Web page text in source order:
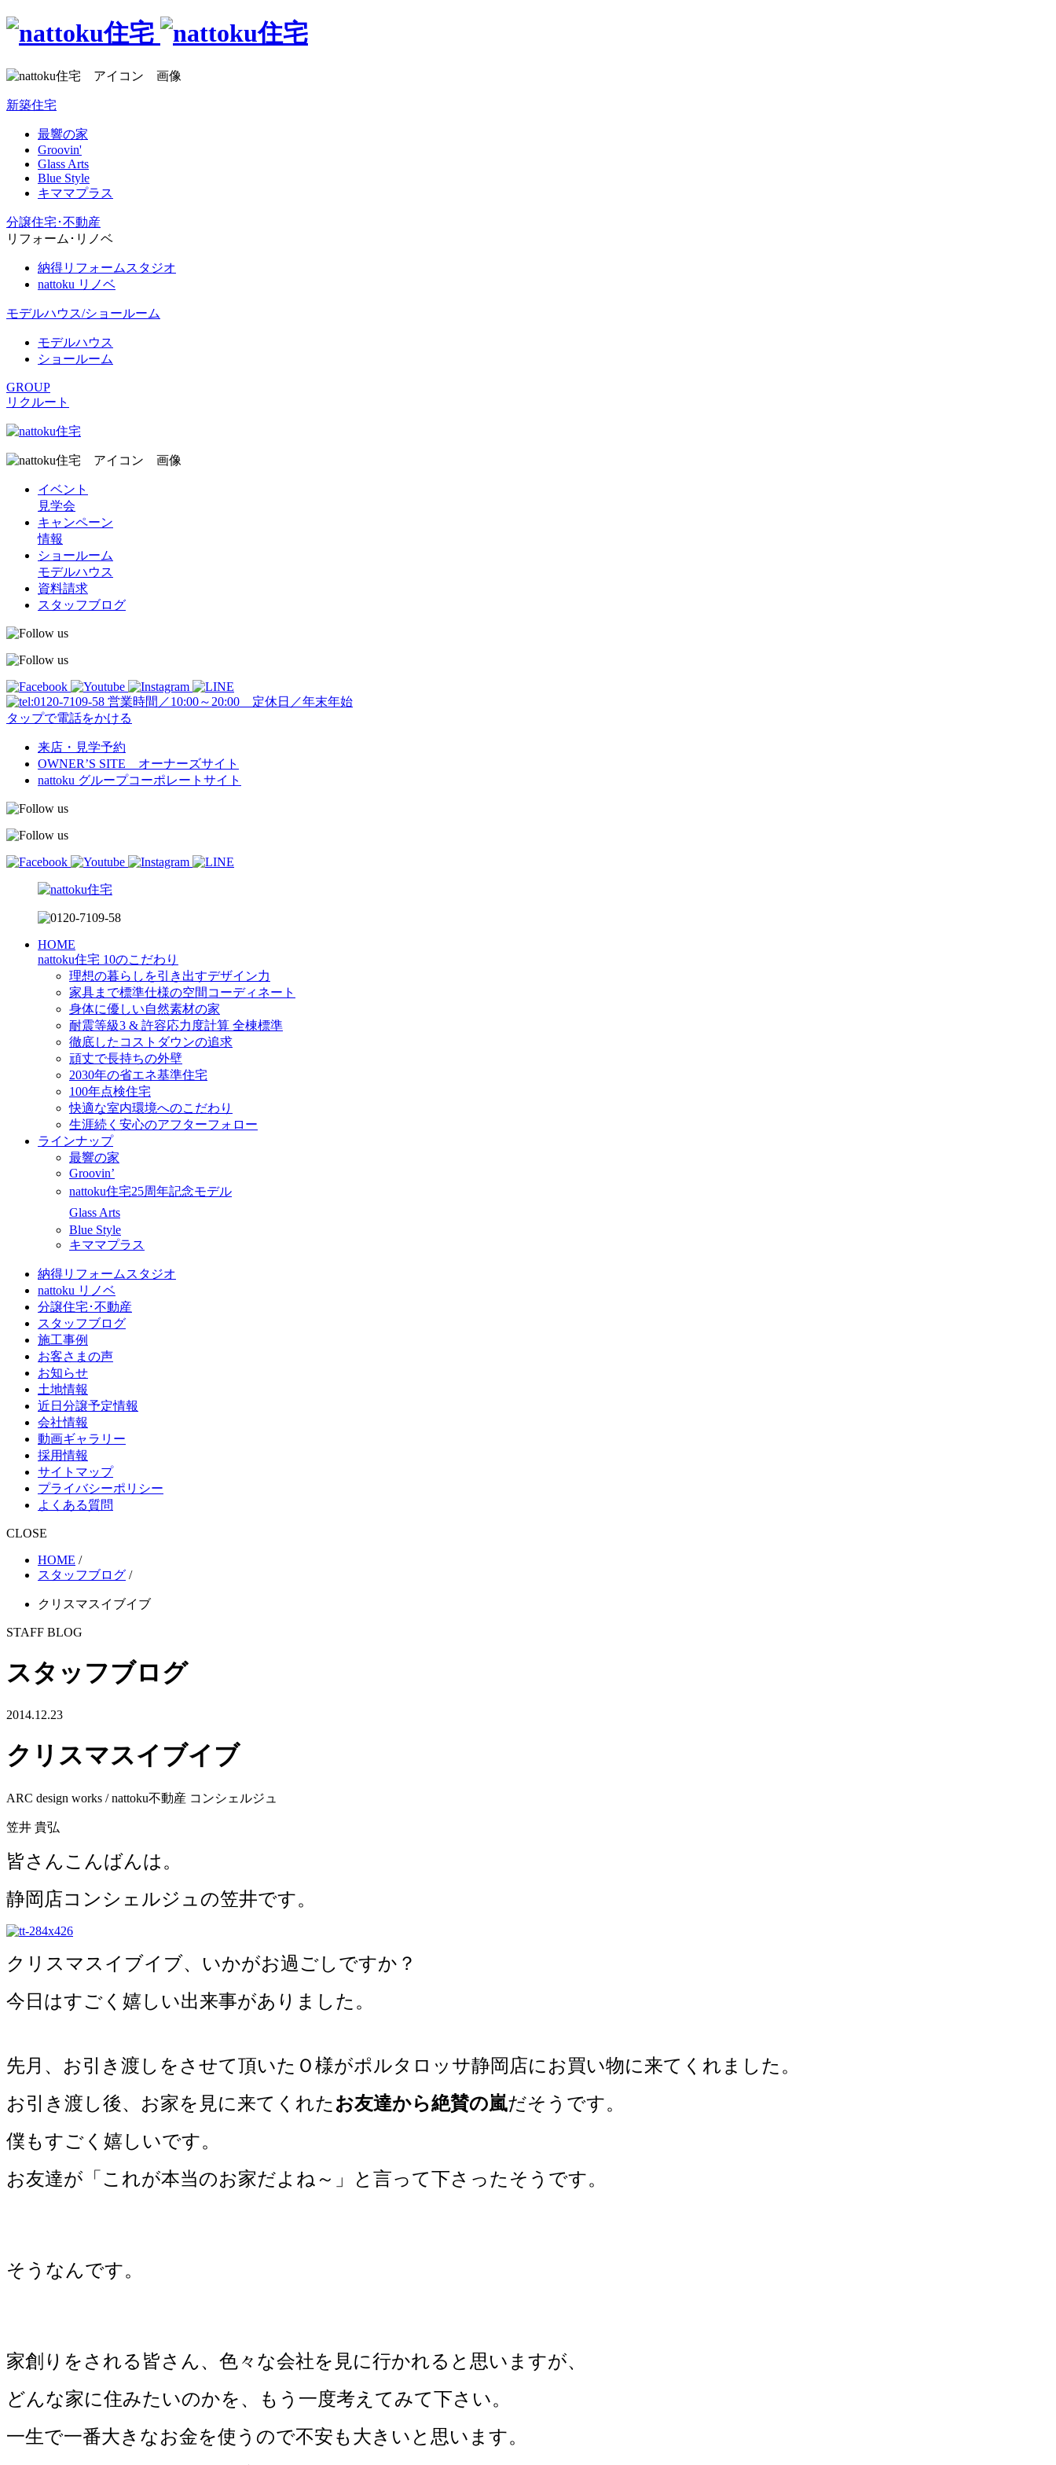
新築住宅
最響の家
Groovin'
Glass Arts
Blue Style
キママプラス
分譲住宅･不動産
リフォーム･リノベ
納得リフォームスタジオ
nattoku リノベ
モデルハウス/ショールーム
モデルハウス
ショールーム
GROUP
リクルート
イベント
見学会
キャンペーン
情報
ショールーム
モデルハウス
資料請求
スタッフブログ
営業時間／10:00～20:00 定休日／年末年始
タップで電話をかける
来店・見学予約
OWNER’S SITE オーナーズサイト
nattoku グループコーポレートサイト
HOME
nattoku住宅 10のこだわり
理想の暮らしを引き出すデザイン力
家具まで標準仕様の空間コーディネート
身体に優しい自然素材の家
耐震等級3 & 許容応力度計算 全棟標準
徹底したコストダウンの追求
頑丈で長持ちの外壁
2030年の省エネ基準住宅
100年点検住宅
快適な室内環境へのこだわり
生涯続く安心のアフターフォロー
ラインナップ
最響の家
Groovin’
nattoku住宅25周年記念モデル
Glass Arts
Blue Style
キママプラス
納得リフォームスタジオ
nattoku リノベ
分譲住宅･不動産
スタッフブログ
施工事例
お客さまの声
お知らせ
土地情報
近日分譲予定情報
会社情報
動画ギャラリー
採用情報
サイトマップ
プライバシーポリシー
よくある質問
CLOSE
HOME /
スタッフブログ /
クリスマスイブイブ
STAFF BLOG
スタッフブログ
2014.12.23
クリスマスイブイブ
ARC design works / nattoku不動産 コンシェルジュ
笠井 貴弘
皆さんこんばんは。
静岡店コンシェルジュの笠井です。
クリスマスイブイブ、いかがお過ごしですか？
今日はすごく嬉しい出来事がありました。
先月、お引き渡しをさせて頂いたＯ様がポルタロッサ静岡店にお買い物に来てくれました。
お引き渡し後、お家を見に来てくれた お友達から絶賛の嵐だそうです。
僕もすごく嬉しいです。
お友達が「これが本当のお家だよね～」と言って下さったそうです。
そうなんです。
家創りをされる皆さん、色々な会社を見に行かれると思いますが、
どんな家に住みたいのかを、もう一度考えてみて下さい。
一生で一番大きなお金を使うので不安も大きいと思います。